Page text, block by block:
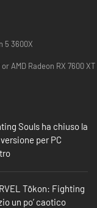
ispirata agli anime.
5 3600X
AMD Radeon RX 7600 XT
Souls ha chiuso la
per PC
Tōkon: Fighting
un po’ caotico